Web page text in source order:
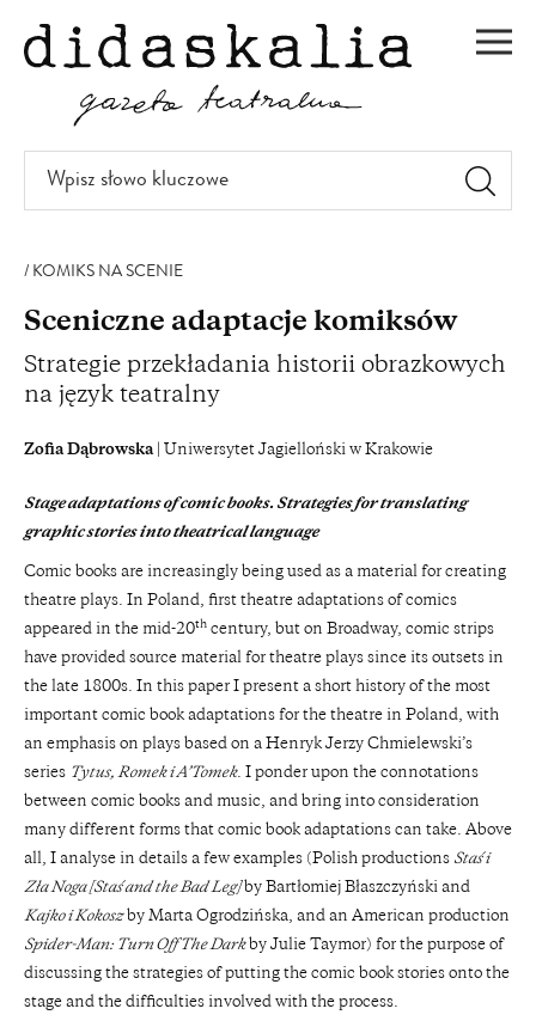
DO
TREŚCI
Wpisz
słowo
KOMIKS NA SCENIE
Sceniczne adaptacje komiksów
Strategie przekładania historii obrazkowych
na język teatralny
Zofia Dąbrowska | Uniwersytet Jagielloński w Krakowie
Stage adaptations of comic books. Strategies for translating
graphic stories into theatrical language
Comic books are increasingly being used as a material for creating
theatre plays. In Poland, first theatre adaptations of comics
appeared in the mid-20th century, but on Broadway, comic strips
have provided source material for theatre plays since its outsets in
the late 1800s. In this paper I present a short history of the most
important comic book adaptations for the theatre in Poland, with
an emphasis on plays based on a Henryk Jerzy Chmielewski’s
series Tytus, Romek i A’Tomek. I ponder upon the connotations
between comic books and music, and bring into consideration
many different forms that comic book adaptations can take. Above
all, I analyse in details a few examples (Polish productions Staś i
Zła Noga [Staś and the Bad Leg]by Bartłomiej Błaszczyński and
Kajko i Kokoszby Marta Ogrodzińska, and an American production
Spider-Man: Turn Off The Darkby Julie Taymor) for the purpose of
discussing the strategies of putting the comic book stories onto the
stage and the difficulties involved with the process.